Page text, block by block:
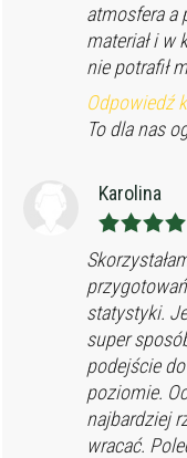
atmosfera a
materiał i w
nie potrafił
Odpowiedź
To dla nas
Karolina
statystyki.
super
podejście
poziomie.
najbardziej
wracać.